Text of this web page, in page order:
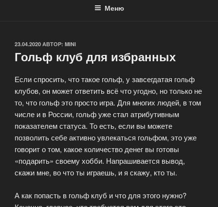
Меню
ОПУБЛИКОВАНО
23.04.2020 АВТОР: MINI
Гольф клуб для избранных
Если спросить, что такое гольф, у завсегдатая гольф
клубов, он может ответить всё что угодно, но только не
то, что гольф это просто игра. Для многих людей, в том
числе и в России, гольф уже стал атрибутивным
показателем статуса. То есть, если вы можете
позволить себе активно увлекаться гольфом, это уже
говорит о том, какое количество денег вы готовы
«подарить» своему хобби. Напрашивается вывод,
скажи мне, во что ты играешь, и я скажу, кто ты.
А как попасть в гольф клуб и что для этого нужно?